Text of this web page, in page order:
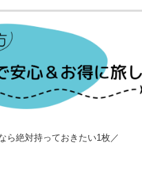
ら絶対持っておきたい1枚／